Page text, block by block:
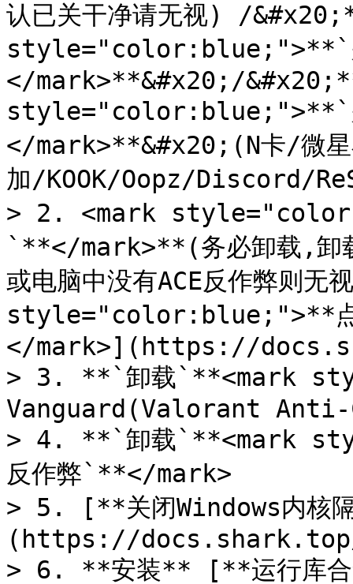
认已关干净请无视) /
style="color:blue;">**`
</mark>**&#x20;/
style="color:blue;">**`
</mark>**&#x20;(N卡/微星
加/KOOK/Oopz/Discord/
> 2. <mark
`**</mark>**(务必卸载,卸
或电脑中没有ACE反作弊则
style="color:blue;">**点击
</mark>](https://
> 3. **`卸载`**<mark
Vanguard(Valorant
> 4. **`卸载`**<mark
反作弊`**</mark>
> 5. [**关闭Windows内核
(https://
> 6. **安装** [**运行库